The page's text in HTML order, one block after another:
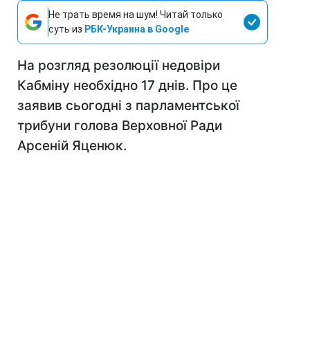
Не трать время на шум! Читай только
суть из РБК-Украина в Google
На розгляд резолюції недовіри
Кабміну необхідно 17 днів. Про це
заявив сьогодні з парламентської
трибуни голова Верховної Ради
Арсеній Яценюк.